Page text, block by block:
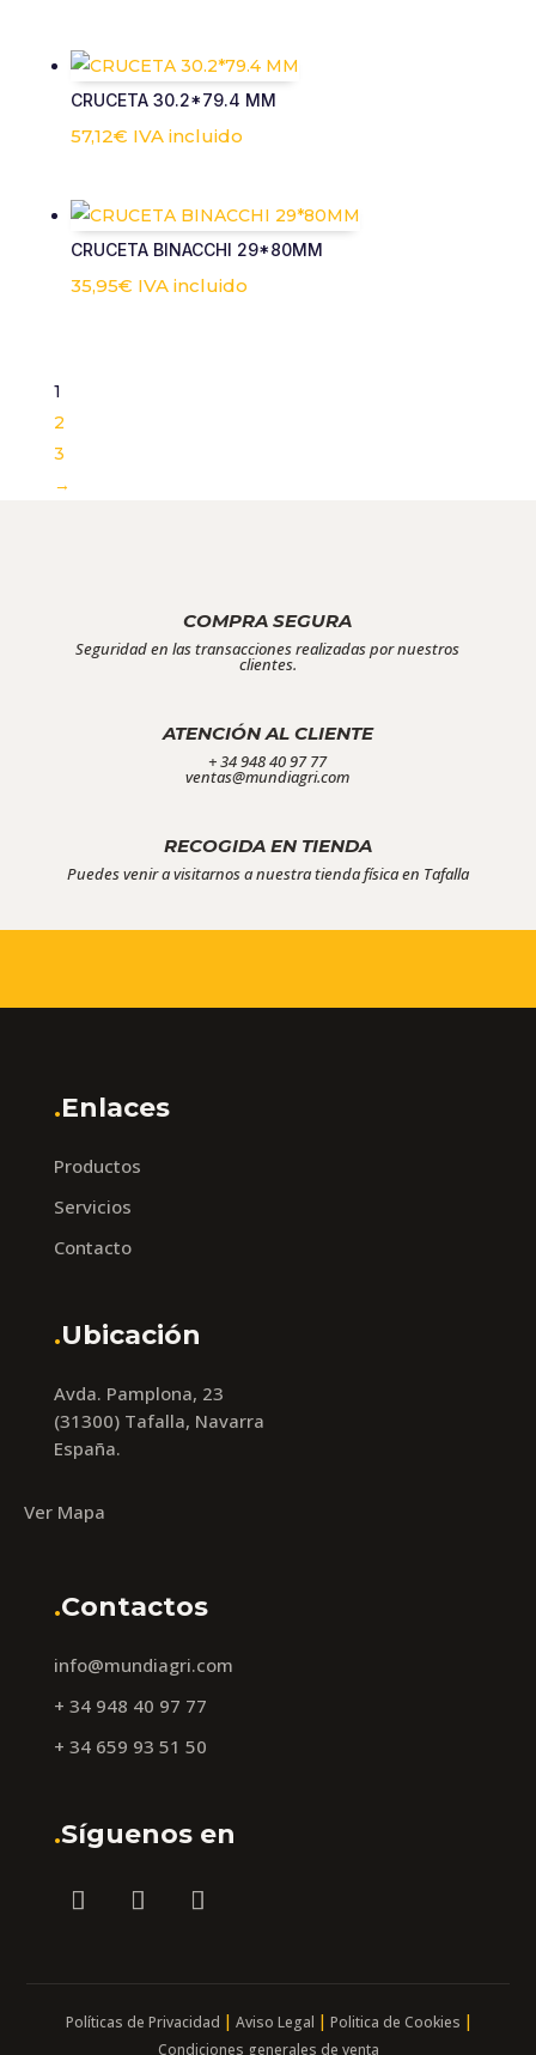
CRUCETA 30.2*79.4 MM
57,12€ IVA incluido
CRUCETA BINACCHI 29*80MM
35,95€ IVA incluido
1
2
3
→
COMPRA SEGURA
Seguridad en las transacciones realizadas por nuestros
clientes.
ATENCIÓN AL CLIENTE
+ 34 948 40 97 77
ventas@mundiagri.com
RECOGIDA EN TIENDA
Puedes venir a visitarnos a nuestra tienda física en Tafalla
.Enlaces
Productos
Servicios
Contacto
.Ubicación
Avda. Pamplona, 23
(31300) Tafalla, Navarra
España.
Ver Mapa
.Contactos
info@mundiagri.com
+ 34 948 40 97 77
+ 34 659 93 51 50
.Síguenos en
Políticas de Privacidad | Aviso Legal | Politica de Cookies |
Condiciones generales de venta